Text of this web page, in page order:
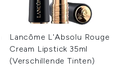
Lancôme L'Absolu Rouge
Cream Lipstick 35ml
(Verschillende Tinten)